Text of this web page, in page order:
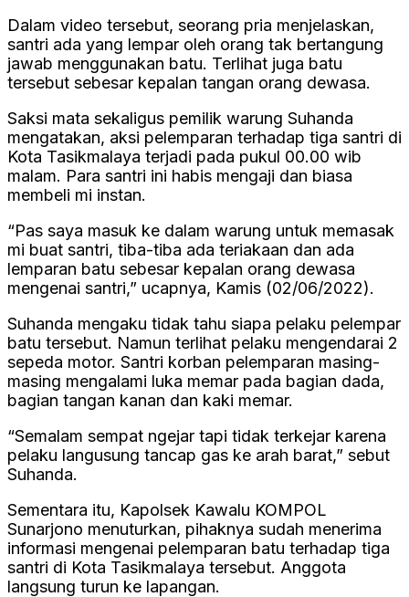
Dalam video tersebut, seorang pria menjelaskan,
santri ada yang lempar oleh orang tak bertangung
jawab menggunakan batu. Terlihat juga batu
tersebut sebesar kepalan tangan orang dewasa.
Saksi mata sekaligus pemilik warung Suhanda
mengatakan, aksi pelemparan terhadap tiga santri di
Kota Tasikmalaya terjadi pada pukul 00.00 wib
malam. Para santri ini habis mengaji dan biasa
membeli mi instan.
“Pas saya masuk ke dalam warung untuk memasak
mi buat santri, tiba-tiba ada teriakaan dan ada
lemparan batu sebesar kepalan orang dewasa
mengenai santri,” ucapnya, Kamis (02/06/2022).
Suhanda mengaku tidak tahu siapa pelaku pelempar
batu tersebut. Namun terlihat pelaku mengendarai 2
sepeda motor. Santri korban pelemparan masing-
masing mengalami luka memar pada bagian dada,
bagian tangan kanan dan kaki memar.
“Semalam sempat ngejar tapi tidak terkejar karena
pelaku langusung tancap gas ke arah barat,” sebut
Suhanda.
Sementara itu, Kapolsek Kawalu KOMPOL
Sunarjono menuturkan, pihaknya sudah menerima
informasi mengenai pelemparan batu terhadap tiga
santri di Kota Tasikmalaya tersebut. Anggota
langsung turun ke lapangan.